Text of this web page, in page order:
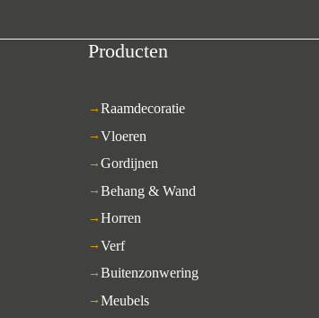
Producten
Raamdecoratie
Vloeren
Gordijnen
Behang & Wand
Horren
Verf
Buitenzonwering
Meubels